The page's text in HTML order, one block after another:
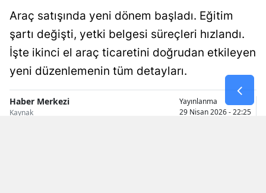
Mardin
Muğla
Muş
Nevşehir
Niğde
Araç satışında yeni dönem başladı. Eğitim
şartı değişti, yetki belgesi süreçleri hızlandı.
İşte ikinci el araç ticaretini doğrudan etkileyen
yeni düzenlemenin tüm detayları.
Haber Merkezi
Kaynak
Yayınlanma
29 Nisan 2026 - 22:25